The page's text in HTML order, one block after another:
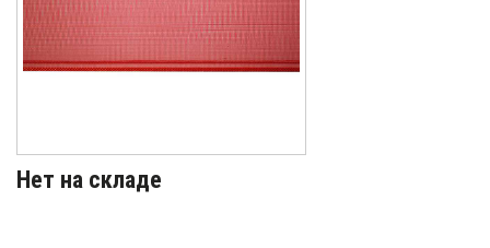
Нет на складе